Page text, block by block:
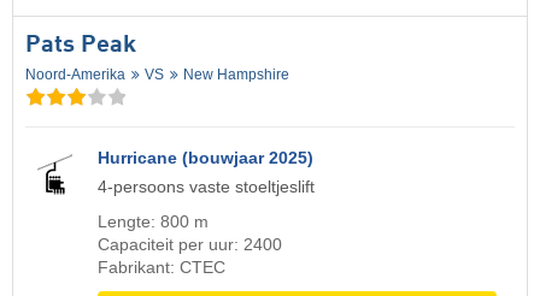
Pats Peak
Noord-Amerika VS New Hampshire
Hurricane (bouwjaar 2025)
4-persoons vaste stoeltjeslift
Lengte: 800 m
Capaciteit per uur: 2400
Fabrikant: CTEC